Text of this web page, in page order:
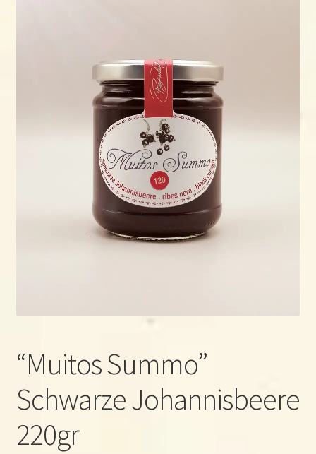
“Muitos Summo”
Schwarze Johannisbeere
220gr